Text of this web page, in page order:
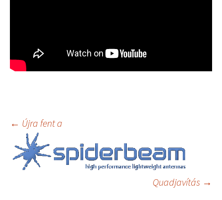
Bejegyzés
navigáció
← Újra fent a
Quadjavítás →